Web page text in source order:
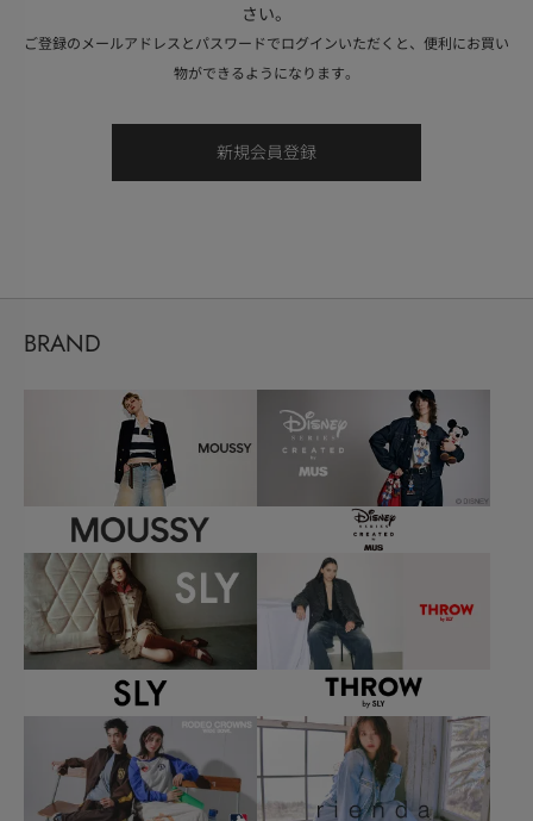
さい。
ご登録のメールアドレスとパスワードでログインいただくと、便利にお買い
物ができるようになります。
BRAND